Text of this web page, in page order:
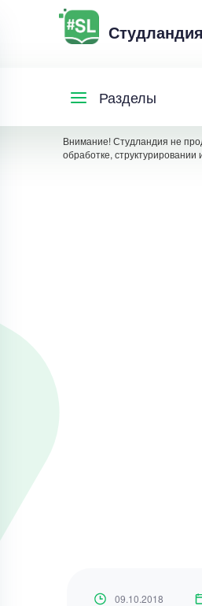
Студландия
Разделы
Внимание! Студландия не
обработке,
09.10.2018